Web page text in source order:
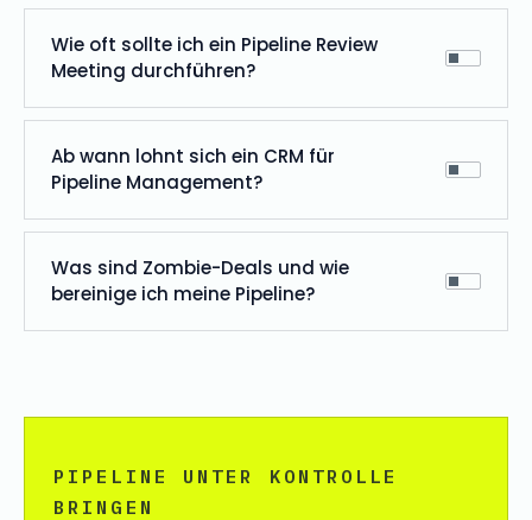
Wie oft sollte ich ein Pipeline Review
Meeting durchführen?
Ab wann lohnt sich ein CRM für
Pipeline Management?
Was sind Zombie-Deals und wie
bereinige ich meine Pipeline?
PIPELINE UNTER KONTROLLE
BRINGEN